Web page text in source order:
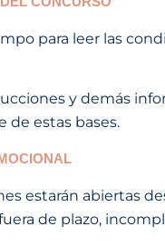
para leer las
y demás
de estas bases.
estarán abiertas
de plazo,